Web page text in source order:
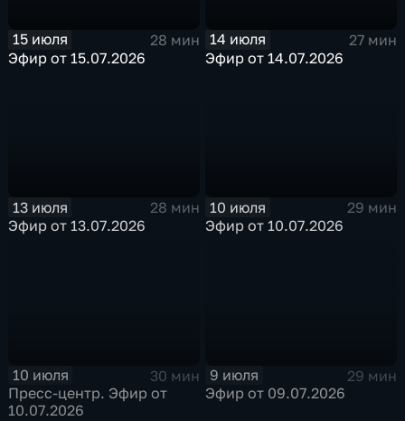
15 июля
28 мин
Эфир от 15.07.2026
14 июля
27 мин
Эфир от 14.07.2026
13 июля
28 мин
Эфир от 13.07.2026
10 июля
29 мин
Эфир от 10.07.2026
10 июля
30 мин
Пресс-центр. Эфир от
10.07.2026
9 июля
29 мин
Эфир от 09.07.2026